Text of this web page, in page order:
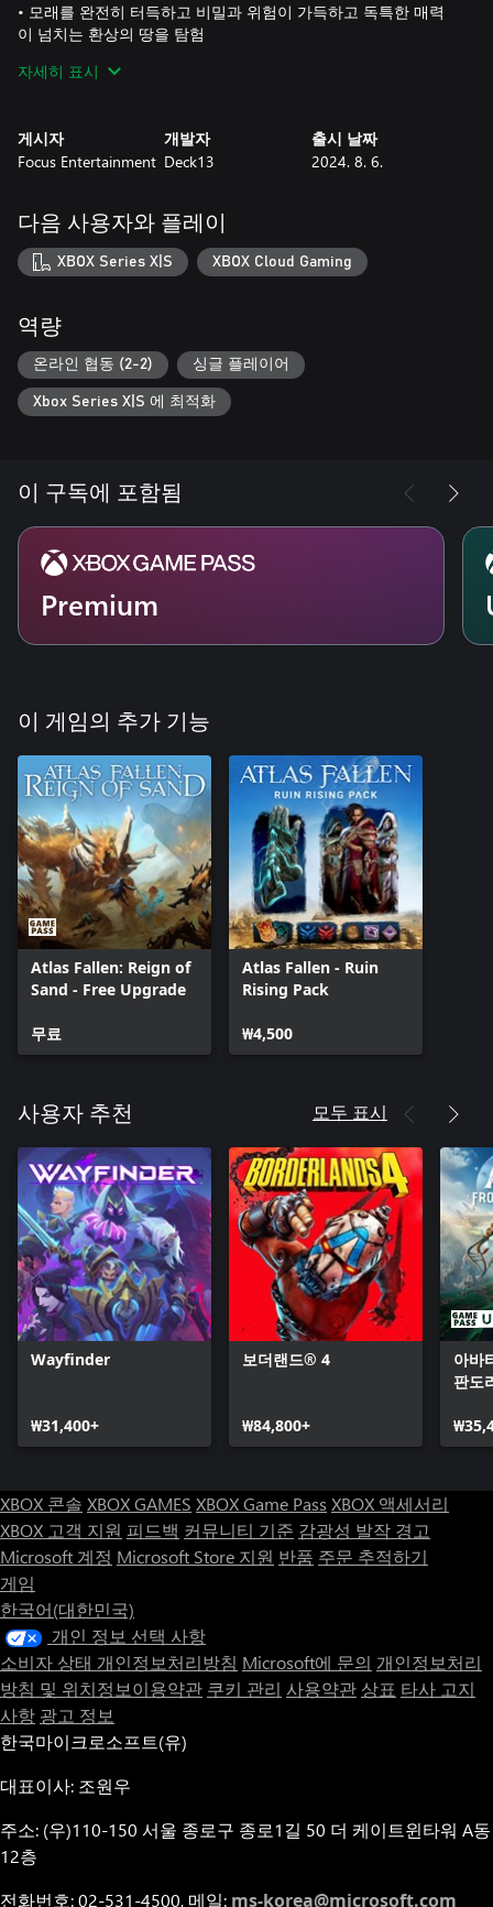
• 모래를 완전히 터득하고 비밀과 위험이 가득하고 독특한 매력
이 넘치는 환상의 땅을 탐험
• 성스러운 힘을 해방하여 가공할 만한 무기를 마음대로 구현
는 대로 형성
자세히 표시
게시자
Focus Entertainment
개발자
Deck13
출시 날짜
2024. 8. 6.
다음 사용자와 플레이
XBOX Series X|S XBOX Cloud Gaming
역량
온라인 협동 (2-2) 싱글 플레이어
Xbox Series X|S 에 최적화
이 구독에 포함됨
Premium
이 게임의 추가 기능
Atlas Fallen: Reign of
Sand - Free Upgrade
무료
Atlas Fallen - Ruin
Rising Pack
₩4,500
사용자 추천 모두 표시
Wayfinder
₩31,400+
보더랜드® 4
₩84,800+
아바
판도
XBOX 콘솔 XBOX GAMES XBOX Game Pass XBOX 액세서리
XBOX 고객 지원 피드백 커뮤니티 기준 감광성 발작 경고
Microsoft 계정 Microsoft Store 지원 반품 주문 추적하기
게임
한국어(대한민국)
개인 정보 선택 사항
소비자 상태 개인정보처리방침 Microsoft에 문의 개인정보처리
방침 및 위치정보이용약관 쿠키 관리 사용약관 상표 타사 고지
사항 광고 정보
한국마이크로소프트(유)
대표이사: 조원우
주소: (우)110-150 서울 종로구 종로1길 50 더 케이트윈타워 A동
12층
전화번호: 02-531-4500, 메일: ms-korea@microsoft.com